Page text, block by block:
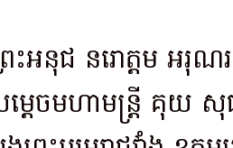
ះអនុជ នរោត្តម អរុណរ
ម្តេចមហាមន្ត្រី គុយ